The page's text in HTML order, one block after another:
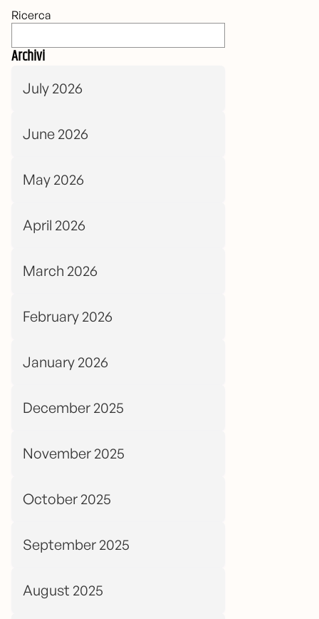
Ricerca
Archivi
July 2026
June 2026
May 2026
April 2026
March 2026
February 2026
January 2026
December 2025
November 2025
October 2025
September 2025
August 2025